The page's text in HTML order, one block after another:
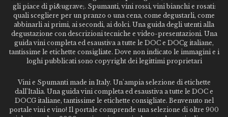
gli piace di pi&ugrave;. Spumanti, vini rossi, vini bianchi e rosati:
quali scegliere per un pranzo o una cena, come degustarli, come
abbinarli ai primi, ai secondi, ai dolci. Una guida degli utenti alla
degustazione con descrizioni tecniche e video-presentazioni. Una
guida vini completa ed esaustiva a tutte le DOC e DOCg italiane,
tantissime le etichette consigliate. Dove non indicato le immagini e i
loghi pubblicati sono copyright dei legittimi proprietari
Vini e Spumanti made in Italy. Un'ampia selezione di etichette
dall'Italia. Una guida vini completa ed esaustiva a tutte le DOC e
DOCG italiane, tantissime le etichette consigliate. Benvenuto nel
portale vini e vino! Il portale comprende una selezione di oltre 900